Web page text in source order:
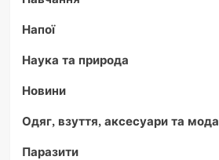
Напої
Наука та природа
Новини
Одяг, взуття, аксесуари та мода
Паразити